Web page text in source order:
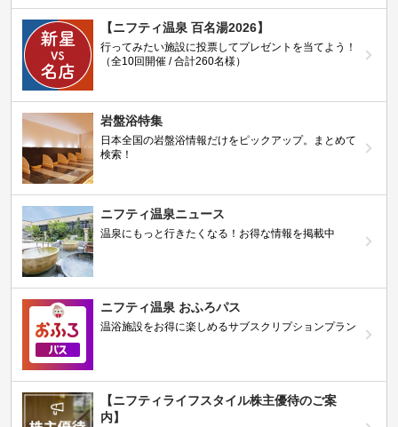
【ニフティ温泉 百名湯2026】
行ってみたい施設に投票してプレゼントを当てよう！
（全10回開催 / 合計260名様）
岩盤浴特集
日本全国の岩盤浴情報だけをピックアップ。まとめて
検索！
ニフティ温泉ニュース
温泉にもっと行きたくなる！お得な情報を掲載中
ニフティ温泉 おふろパス
温浴施設をお得に楽しめるサブスクリプションプラン
【ニフティライフスタイル株主優待のご案
内】